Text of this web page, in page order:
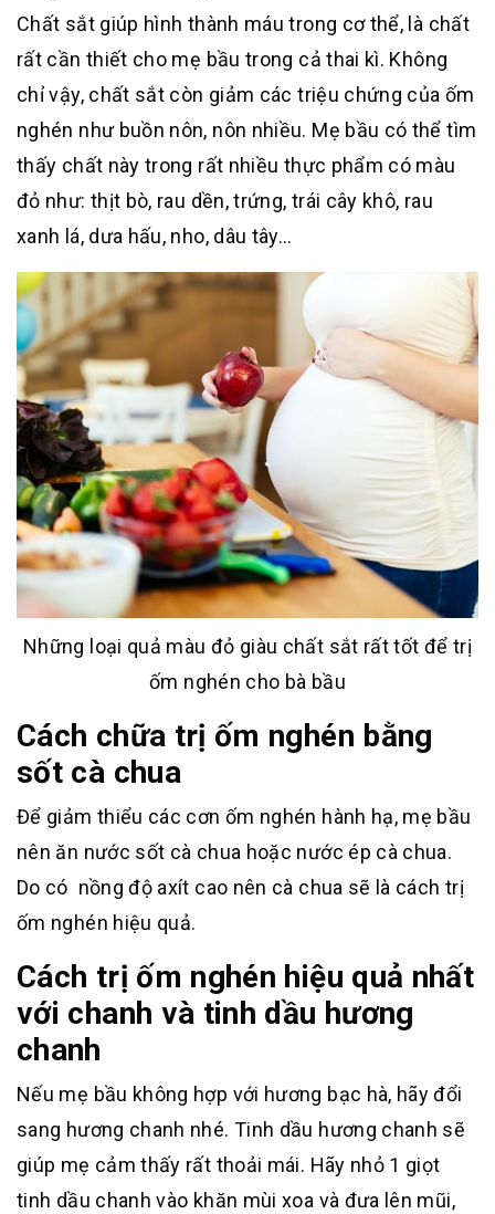
Chất sắt giúp hình thành máu trong cơ thể, là chất
rất cần thiết cho mẹ bầu trong cả thai kì. Không
chỉ vậy, chất sắt còn giảm các triệu chứng của ốm
nghén như buồn nôn, nôn nhiều. Mẹ bầu có thể tìm
thấy chất này trong rất nhiều thực phẩm có màu
đỏ như: thịt bò, rau dền, trứng, trái cây khô, rau
xanh lá, dưa hấu, nho, dâu tây…
Những loại quả màu đỏ giàu chất sắt rất tốt để trị
ốm nghén cho bà bầu
Cách chữa trị ốm nghén bằng
sốt cà chua
Để giảm thiểu các cơn ốm nghén hành hạ, mẹ bầu
nên ăn nước sốt cà chua hoặc nước ép cà chua.
Do có nồng độ axít cao nên cà chua sẽ là cách trị
ốm nghén hiệu quả.
Cách trị ốm nghén hiệu quả nhất
với chanh và tinh dầu hương
chanh
Nếu mẹ bầu không hợp với hương bạc hà, hãy đổi
sang hương chanh nhé. Tinh dầu hương chanh sẽ
giúp mẹ cảm thấy rất thoải mái. Hãy nhỏ 1 giọt
tinh dầu chanh vào khăn mùi xoa và đưa lên mũi,